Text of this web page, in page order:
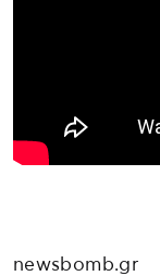
newsbomb.gr